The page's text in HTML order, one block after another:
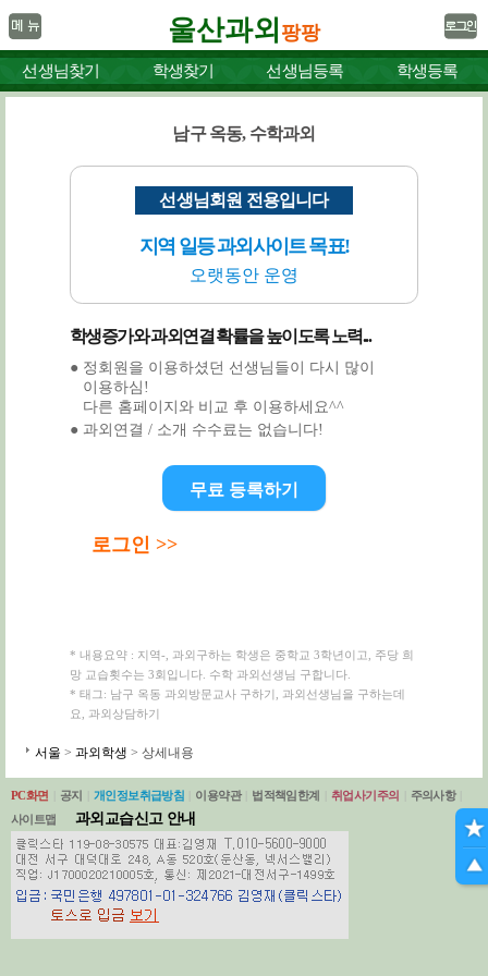
울산과외 팡팡
선생님찾기 학생찾기 선생님등록 학생등록
남구 옥동, 수학과외
선생님회원 전용입니다
지역 일등 과외사이트 목표!
오랫동안 운영
학생증가와 과외연결 확률을 높이도록 노력...
● 정회원을 이용하셨던 선생님들이 다시 많이
이용하심!
다른 홈페이지와 비교 후 이용하세요^^
● 과외연결 / 소개 수수료는 없습니다!
무료 등록하기
로그인 >>
* 내용요약 : 지역-, 과외구하는 학생은 중학교 3학년이고, 주당 희
망 교습횟수는 3회입니다. 수학 과외선생님 구합니다.
* 태그: 남구 옥동 과외방문교사 구하기, 과외선생님을 구하는데
요, 과외상담하기
서울 > 과외학생 > 상세내용
PC화면 공지 개인정보취급방침 이용약관 법적책임한계 취업사기주의 주의사항
사이트맵
과외교습신고 안내